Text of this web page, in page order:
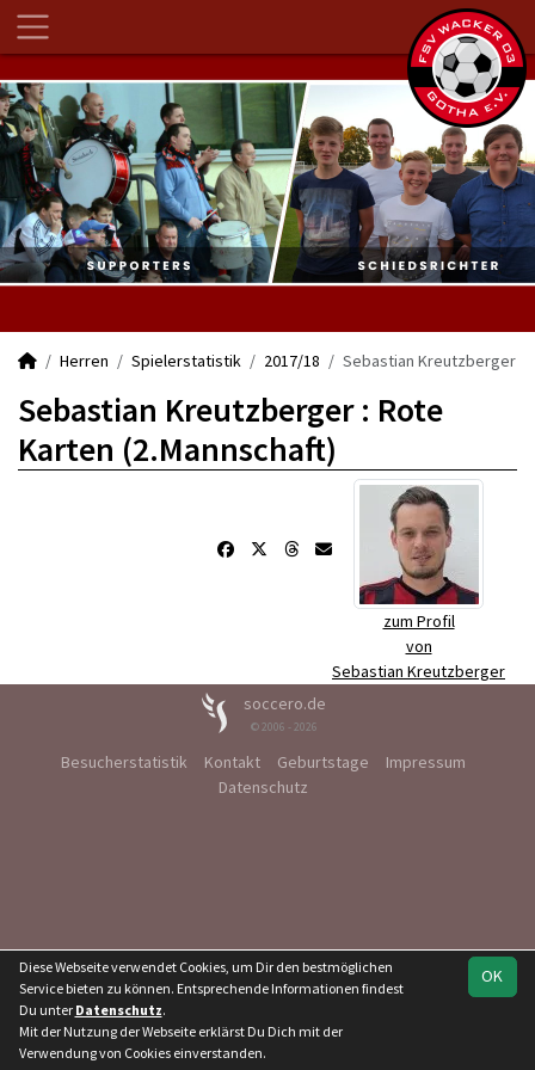
Herren Spielerstatistik 2017/18 Sebastian Kreutzberger
Sebastian Kreutzberger : Rote
Karten (2.Mannschaft)
zum Profil
von
Sebastian Kreutzberger
soccero.de
© 2006 - 2026
Besucherstatistik Kontakt Geburtstage
Impressum
Datenschutz
OK
Diese Webseite verwendet Cookies, um Dir den bestmöglichen
Service bieten zu können. Entsprechende Informationen findest
Du unter Datenschutz.
Mit der Nutzung der Webseite erklärst Du Dich mit der
Verwendung von Cookies einverstanden.